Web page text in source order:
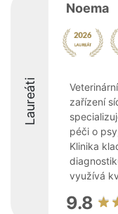
Laureáti
Noema
zařízení
péči o
Klinika
využívá
9.8